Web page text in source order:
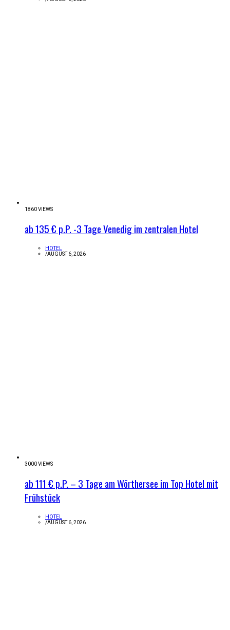
1860 VIEWS
ab 135 € p.P. -3 Tage Venedig im zentralen Hotel
HOTEL
/AUGUST 6, 2026
3000 VIEWS
ab 111 € p.P. – 3 Tage am Wörthersee im Top Hotel mit
Frühstück
HOTEL
/AUGUST 6, 2026